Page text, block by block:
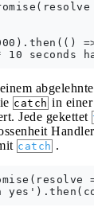
catch in einer
Jede gekettet
catch .